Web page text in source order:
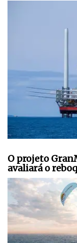
O projeto
avaliará o